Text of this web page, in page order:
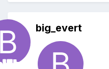
big_evert